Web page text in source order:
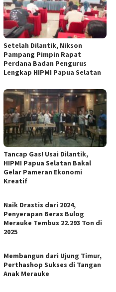
Setelah Dilantik, Nikson
Pampang Pimpin Rapat
Perdana Badan Pengurus
Lengkap HIPMI Papua Selatan
Tancap Gas! Usai Dilantik,
HIPMI Papua Selatan Bakal
Gelar Pameran Ekonomi
Kreatif
Naik Drastis dari 2024,
Penyerapan Beras Bulog
Merauke Tembus 22.293 Ton di
2025
Membangun dari Ujung Timur,
Perthashop Sukses di Tangan
Anak Merauke